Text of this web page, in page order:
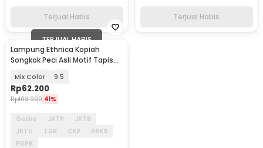
Terjual Habis Terjual Habis
TERJUAL HABIS
Lampung Ethnica Kopiah
Songkok Peci Asli Motif Tapis
Mix Color 9.5
Rp62.200
Rp103.900 41%
Online JKTP
JKTB
JKTU
TGR CKP
PBKS
PDPK